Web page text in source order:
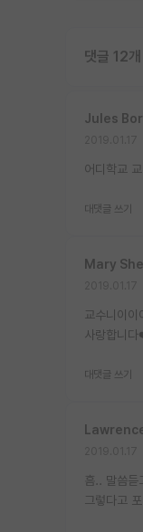
댓글 12개
Jules
어디학교
대댓글 쓰기
Mary
교수니이이
사랑합니
대댓글 쓰기
흠.. 말씀듣
그렇다고